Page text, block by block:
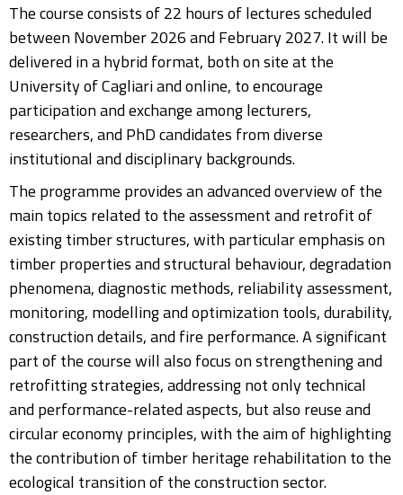
The course consists of 22 hours of lectures scheduled
between November 2026 and February 2027. It will be
delivered in a hybrid format, both on site at the
University of Cagliari and online, to encourage
participation and exchange among lecturers,
researchers, and PhD candidates from diverse
institutional and disciplinary backgrounds.
The programme provides an advanced overview of the
main topics related to the assessment and retrofit of
existing timber structures, with particular emphasis on
timber properties and structural behaviour, degradation
phenomena, diagnostic methods, reliability assessment,
monitoring, modelling and optimization tools, durability,
construction details, and fire performance. A significant
part of the course will also focus on strengthening and
retrofitting strategies, addressing not only technical
and performance-related aspects, but also reuse and
circular economy principles, with the aim of highlighting
the contribution of timber heritage rehabilitation to the
ecological transition of the construction sector.